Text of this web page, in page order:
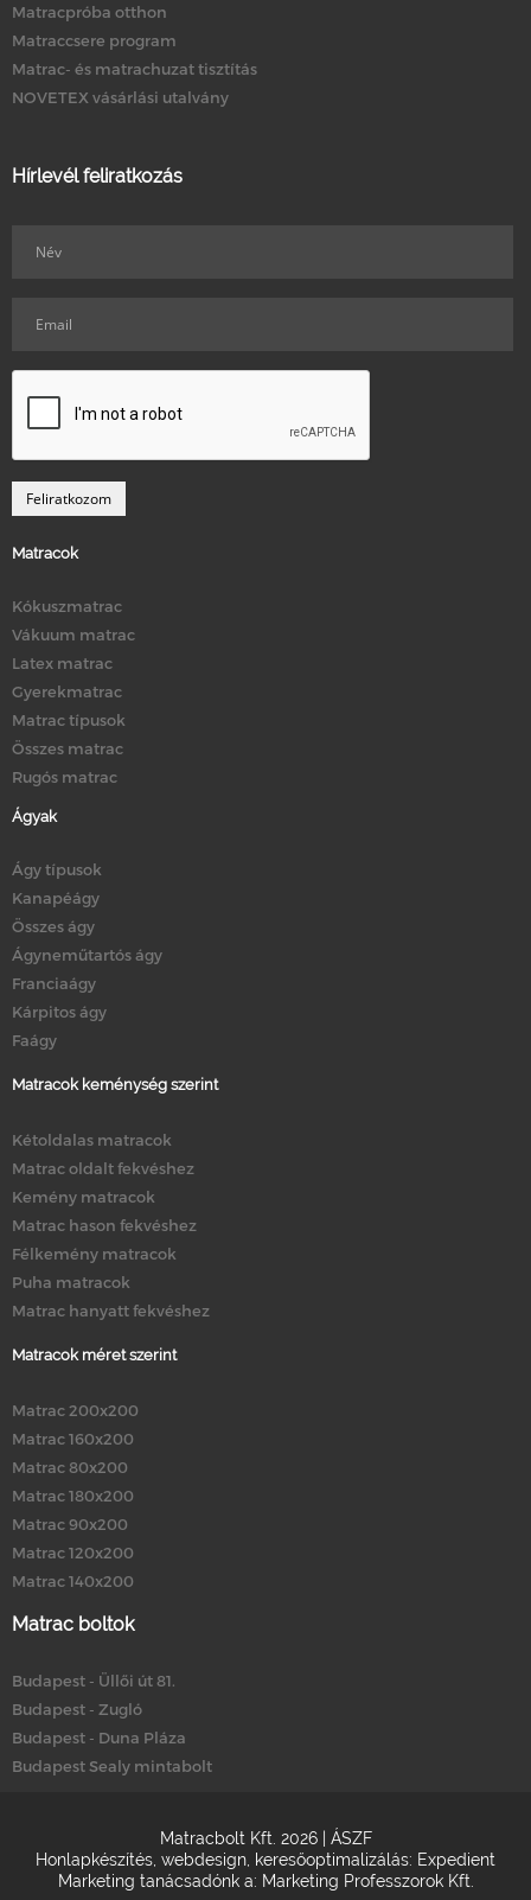
Matracpróba otthon
Matraccsere program
Matrac- és matrachuzat tisztítás
NOVETEX vásárlási utalvány
Hírlevél feliratkozás
Matracok
Kókuszmatrac
Vákuum matrac
Latex matrac
Gyerekmatrac
Matrac típusok
Összes matrac
Rugós matrac
Ágyak
Ágy típusok
Kanapéágy
Összes ágy
Ágyneműtartós ágy
Franciaágy
Kárpitos ágy
Faágy
Matracok keménység szerint
Kétoldalas matracok
Matrac oldalt fekvéshez
Kemény matracok
Matrac hason fekvéshez
Félkemény matracok
Puha matracok
Matrac hanyatt fekvéshez
Matracok méret szerint
Matrac 200x200
Matrac 160x200
Matrac 80x200
Matrac 180x200
Matrac 90x200
Matrac 120x200
Matrac 140x200
Matrac boltok
Budapest - Üllői út 81.
Budapest - Zugló
Budapest - Duna Pláza
Budapest Sealy mintabolt
Matracbolt Kft. 2026 | ÁSZF
Honlapkészítés webdesign keresőoptimalizálás: Expedient
Marketing tanácsadónk a: Marketing Professzorok Kft.